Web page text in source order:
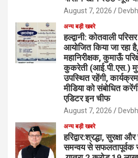
August 7, 2026
अन्य बड़ी खबरे
हल्द्वानी: कोतवाली
आयोजित किया जा रहा
महानिरीक्षक, कुमाऊँ
कुकरेती (आई.पी.एस.)
उपस्थित रहेंगी,
मीडिया को संबोधित
एडिटर इन चीफ
August 7, 2026
अन्य बड़ी खबरे
हरिद्वार:श्रद्धा, सुरक्षा
समन्वय से सफलतापूर्वक